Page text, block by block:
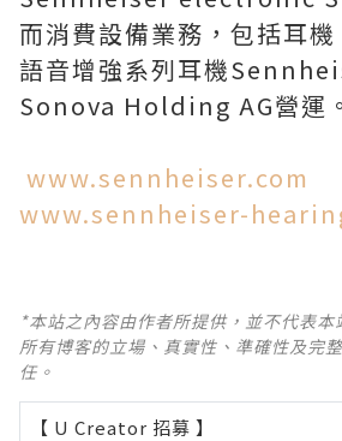
而消費設備業務，包括耳
語音增強系列耳機
Sonova Holding AG營運。
www.sennheiser.com
www.sennheiser-
*本站之內容由作者所提供，並不代表
所有博客的立場、真實性、準確性及完
任。
【 U Creator 招募 】